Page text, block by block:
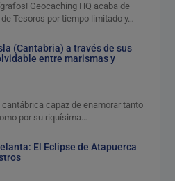
Geocaching HQ acaba de
Tesoros por tiempo limitado y…
(Cantabria) a través de sus
entre marismas y
capaz de enamorar tanto
por su riquísima…
El Eclipse de Atapuerca